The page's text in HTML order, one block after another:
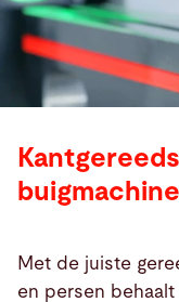
Met de juiste
en persen